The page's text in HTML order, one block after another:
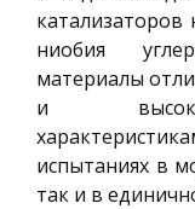
ниобия
материалы
и
испытаниях в
так и в